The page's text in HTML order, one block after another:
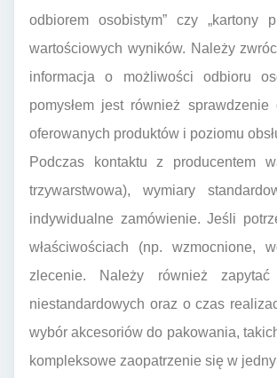
odbiorem osobistym” czy „kartony
wartościowych wyników. Należy
informacja o możliwości odbioru
pomysłem jest również
oferowanych produktów i poziomu
Podczas kontaktu z producentem
trzywarstwowa), wymiary
indywidualne zamówienie. Jeśli
właściwościach (np. wzmocnione,
zlecenie. Należy również
niestandardowych oraz o czas
wybór akcesoriów do pakowania,
kompleksowe zaopatrzenie się w